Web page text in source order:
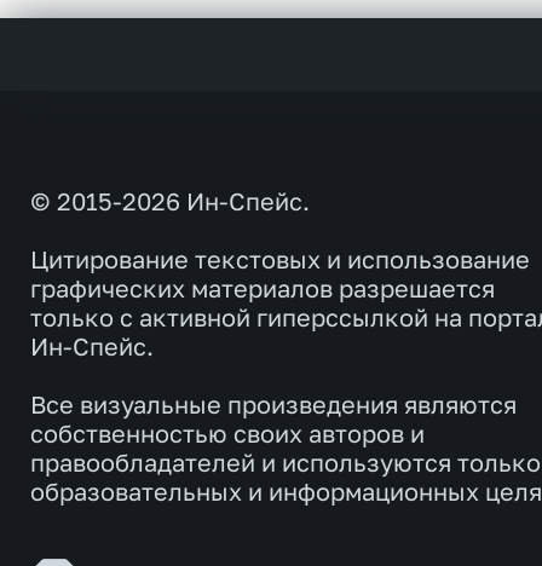
© 2015-2026 Ин-Спейс.
Цитирование текстовых и использование
графических материалов разрешается
только с активной гиперссылкой на
Ин-Спейс.
Все визуальные произведения являются
собственностью своих авторов и
правообладателей и используются
образовательных и информационных